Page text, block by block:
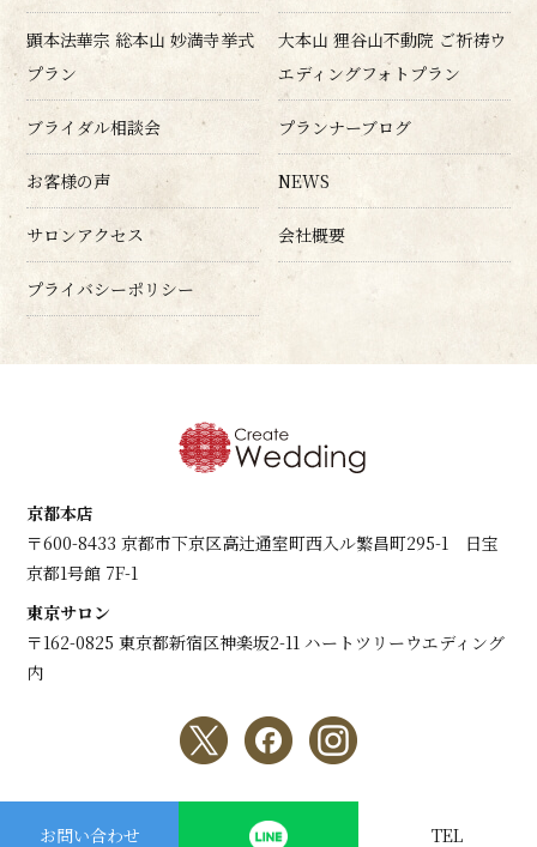
お問い合わせ TEL
顕本法華宗 総本山 妙満寺挙式
プラン
大本山 狸谷山不動院 ご祈祷ウ
エディングフォトプラン
ブライダル相談会 プランナーブログ
お客様の声 NEWS
サロンアクセス 会社概要
プライバシーポリシー
京都本店
〒600-8433 京都市下京区高辻通室町西入ル繁昌町295-1 日宝
京都1号館 7F-1
東京サロン
〒162-0825 東京都新宿区神楽坂2-11 ハートツリーウエディング
内
copyright © Create Wedding All Rights Reserved.